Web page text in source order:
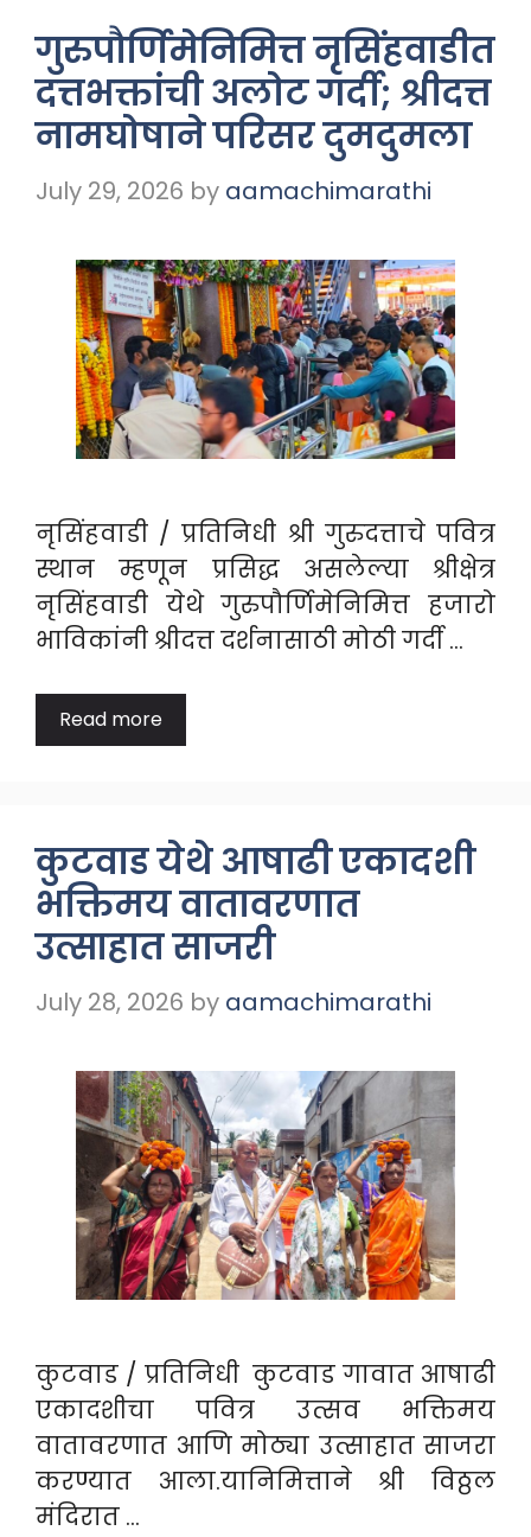
गुरुपौर्णिमेनिमित्त नृसिंहवाडीत
दत्तभक्तांची अलोट गर्दी; श्रीदत्त
नामघोषाने परिसर दुमदुमला
July 29, 2026 by aamachimarathi
नृसिंहवाडी / प्रतिनिधी श्री गुरुदत्ताचे पवित्र
स्थान म्हणून प्रसिद्ध असलेल्या श्रीक्षेत्र
नृसिंहवाडी येथे गुरुपौर्णिमेनिमित्त हजारो
भाविकांनी श्रीदत्त दर्शनासाठी मोठी गर्दी …
Read more
कुटवाड येथे आषाढी एकादशी
भक्तिमय वातावरणात
उत्साहात साजरी
July 28, 2026 by aamachimarathi
कुटवाड / प्रतिनिधी कुटवाड गावात आषाढी
एकादशीचा पवित्र उत्सव भक्तिमय
वातावरणात आणि मोठ्या उत्साहात साजरा
करण्यात आला.यानिमित्ताने श्री विठ्ठल
मंदिरात …